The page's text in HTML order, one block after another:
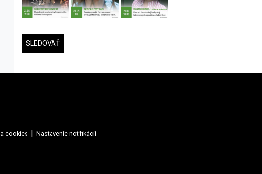
SLEDOVAŤ
cookies Nastavenie notifikácií